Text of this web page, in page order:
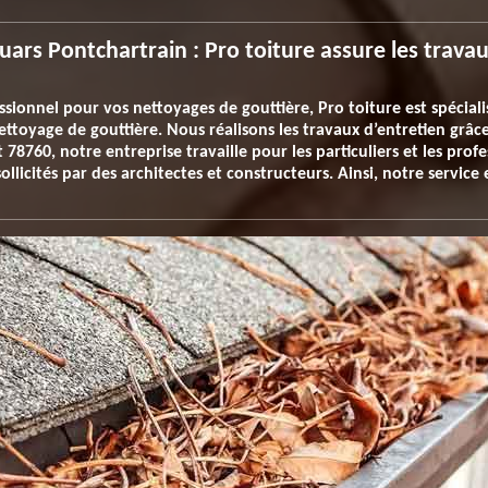
Pontchartrain : Pro toiture assure les
pour vos nettoyages de gouttière, Pro toiture est
de gouttière. Nous réalisons les travaux d’entretien
78760, notre entreprise travaille pour les particuliers et les
par des architectes et constructeurs. Ainsi, notre service